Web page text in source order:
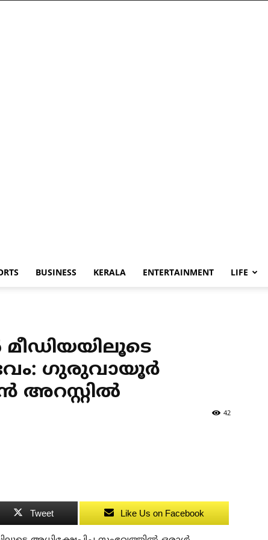
BUSINESS KERALA ENTERTAINMENT LIFE
ഗുരുവായൂര്‍
അറസ്റ്റില്‍
42
Tweet Like Us on Facebook